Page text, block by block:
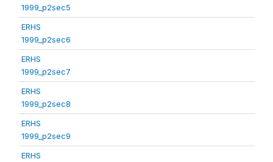
1999_p2sec5
ERHS
1999_p2sec6
ERHS
1999_p2sec7
ERHS
1999_p2sec8
ERHS
1999_p2sec9
ERHS